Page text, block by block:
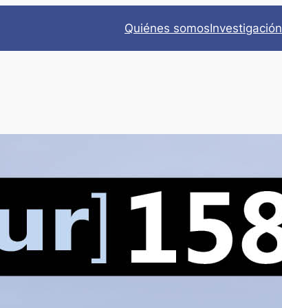
Quiénes somosInvestigación